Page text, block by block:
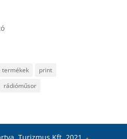
termékek
print
rádióműsor